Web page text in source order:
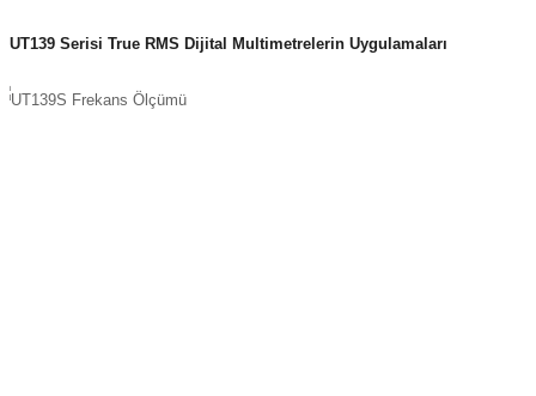
UT139 Serisi True RMS Dijital Multimetrelerin Uygulamaları